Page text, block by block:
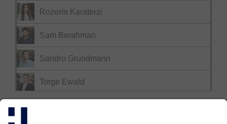
Rozerin Karaterzi
Sam Berahman
Sandro Grundmann
Torge Ewald